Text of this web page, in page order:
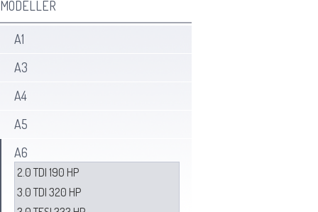
MODELLER
A1
A3
A4
A5
A6
2.0 TDI 190 HP
3.0 TDI 320 HP